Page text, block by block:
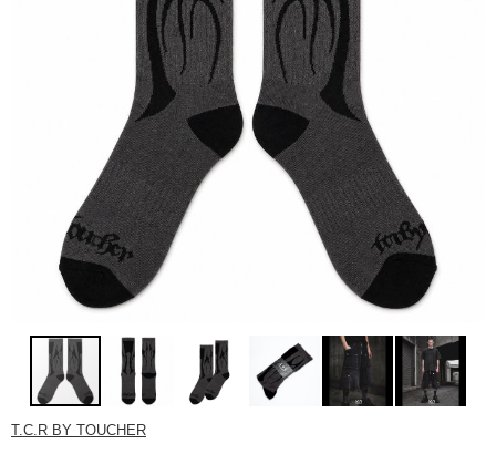
T.C.R BY TOUCHER